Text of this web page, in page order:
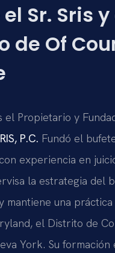
Sr. Sris y
de Of
el Propietario y
P.C. Fundó el
experiencia en
la estrategia del
mantiene una
el Distrito de
York. Su formación